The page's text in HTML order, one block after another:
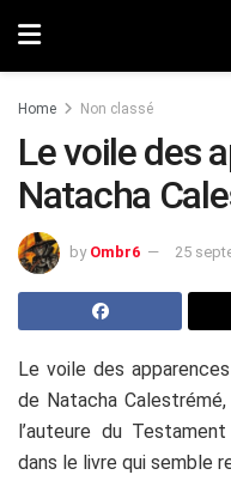
Home Non classé
Le voile des
Natacha
by Ombr6 25
Le voile des
de Natacha
l’auteure du
dans le livre qui semble